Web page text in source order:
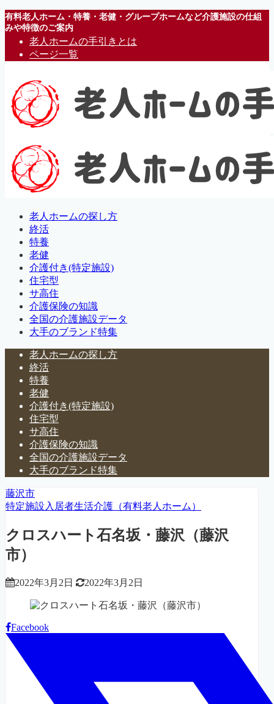
有料老人ホーム・特養・老健・グループホームなど介護施設の仕組
みや特徴のご案内
老人ホームの手引きとは
ページ一覧
老人ホームの探し方
終活
特養
老健
介護付き(特定施設)
住宅型
サ高住
介護保険の知識
全国の介護施設データ
大手のブランド特集
老人ホームの探し方
終活
特養
老健
介護付き(特定施設)
住宅型
サ高住
介護保険の知識
全国の介護施設データ
大手のブランド特集
藤沢市
特定施設入居者生活介護（有料老人ホーム）
クロスハート石名坂・藤沢（藤沢
市）
2022年3月2日 2022年3月2日
Facebook